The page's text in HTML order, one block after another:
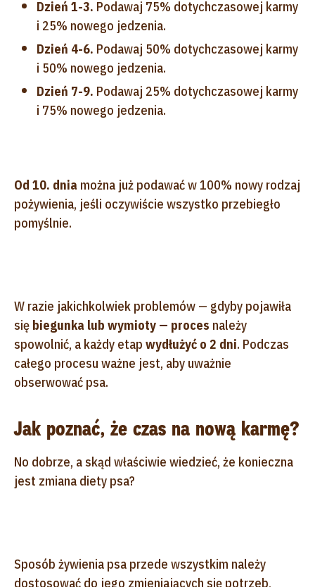
Dzień 1-3. Podawaj 75% dotychczasowej karmy
i 25% nowego jedzenia.
Dzień 4-6. Podawaj 50% dotychczasowej karmy
i 50% nowego jedzenia.
Dzień 7-9. Podawaj 25% dotychczasowej karmy
i 75% nowego jedzenia.
Od 10. dnia można już podawać w 100% nowy rodzaj
pożywienia, jeśli oczywiście wszystko przebiegło
pomyślnie.
W razie jakichkolwiek problemów — gdyby pojawiła
się biegunka lub wymioty — proces należy
spowolnić, a każdy etap wydłużyć o 2 dni. Podczas
całego procesu ważne jest, aby uważnie
obserwować psa.
Jak poznać, że czas na nową karmę?
No dobrze, a skąd właściwie wiedzieć, że konieczna
jest zmiana diety psa?
Sposób żywienia psa przede wszystkim należy
dostosować do jego zmieniających się potrzeb,